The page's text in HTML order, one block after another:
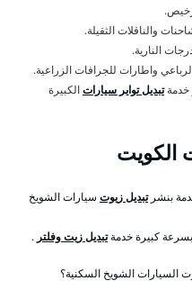
رخيص.
والناقلات الثقيلة.
النارية.
واطارات للجرافات الزراعية.
خدمةتبديل تواير سياراتالكبيرة
الكويت
بنشرتبديل زيوت سيارات الشويخ
بسرعة كبيرة خدمةتبديل زيت وفلتر .
السيارات الشويخ السكنية؟